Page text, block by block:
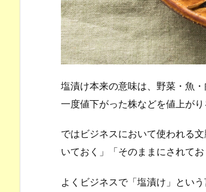
塩漬け本来の意味は、野菜・魚
一度値下がった株などを値上が
ではビジネスにおいて使われる
いておく」「そのままにされて
よくビジネスで「塩漬け」とい